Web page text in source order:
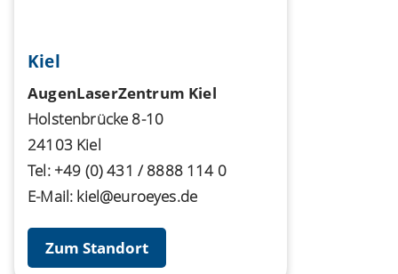
Kiel
AugenLaserZentrum Kiel
Holstenbrücke 8-10
24103 Kiel
Tel: +49 (0) 431 / 8888 114 0
E-Mail: kiel@euroeyes.de
Zum Standort